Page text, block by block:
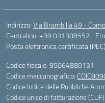
Indirizzo:Via Brambilla 49 -
Centralino:+39 031308552
Posta elettronica certificata
Codice fiscale: 95064880131
Codice meccanografico:
Codice Indice delle Pubbliche
Codice unico di fatturazione